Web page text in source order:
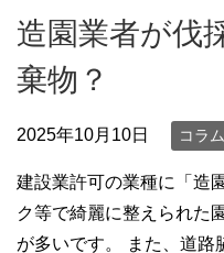
造園業者が伐
棄物？
2025年10月10日 コラム
建設業許可の業種に「造
ク等で綺麗に整えられた
が多いです。 また、道路